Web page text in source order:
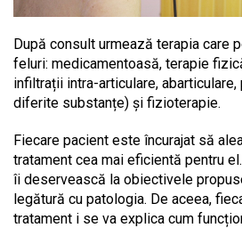
După consult urmează terapia care
feluri: medicamentoasă, terapie
infiltrații intra-articulare, abarticulare,
diferite substanțe) și fizioterapie.
Fiecare pacient este încurajat să
tratament cea mai eficientă pentru
îi deservească la obiectivele
legătură cu patologia. De aceea,
tratament i se va explica cum